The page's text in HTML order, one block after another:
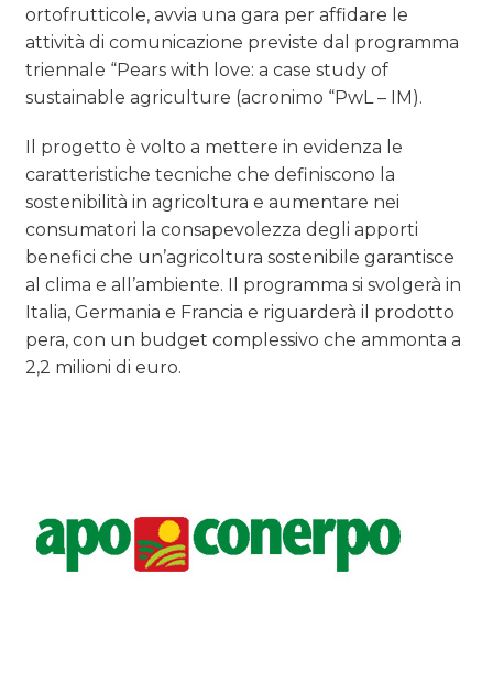
DATI
RICERCHE
NORMATIVE
TREND
CASE HISTORY
OPINIONI
ortofrutticole, avvia una gara per affidare le
attività di comunicazione previste dal programma
triennale “Pears with love: a case study of
sustainable agriculture (acronimo “PwL – IM).
Il progetto è volto a mettere in evidenza le
caratteristiche tecniche che definiscono la
sostenibilità in agricoltura e aumentare nei
consumatori la consapevolezza degli apporti
benefici che un’agricoltura sostenibile garantisce
al clima e all’ambiente. Il programma si svolgerà in
Italia, Germania e Francia e riguarderà il prodotto
pera, con un budget complessivo che ammonta a
2,2 milioni di euro.